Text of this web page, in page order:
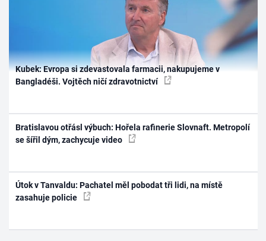
Kubek: Evropa si zdevastovala farmacii, nakupujeme v
Bangladéši. Vojtěch ničí zdravotnictví
Bratislavou otřásl výbuch: Hořela rafinerie Slovnaft. Metropolí
se šířil dým, zachycuje video
Útok v Tanvaldu: Pachatel měl pobodat tři lidi, na místě
zasahuje policie